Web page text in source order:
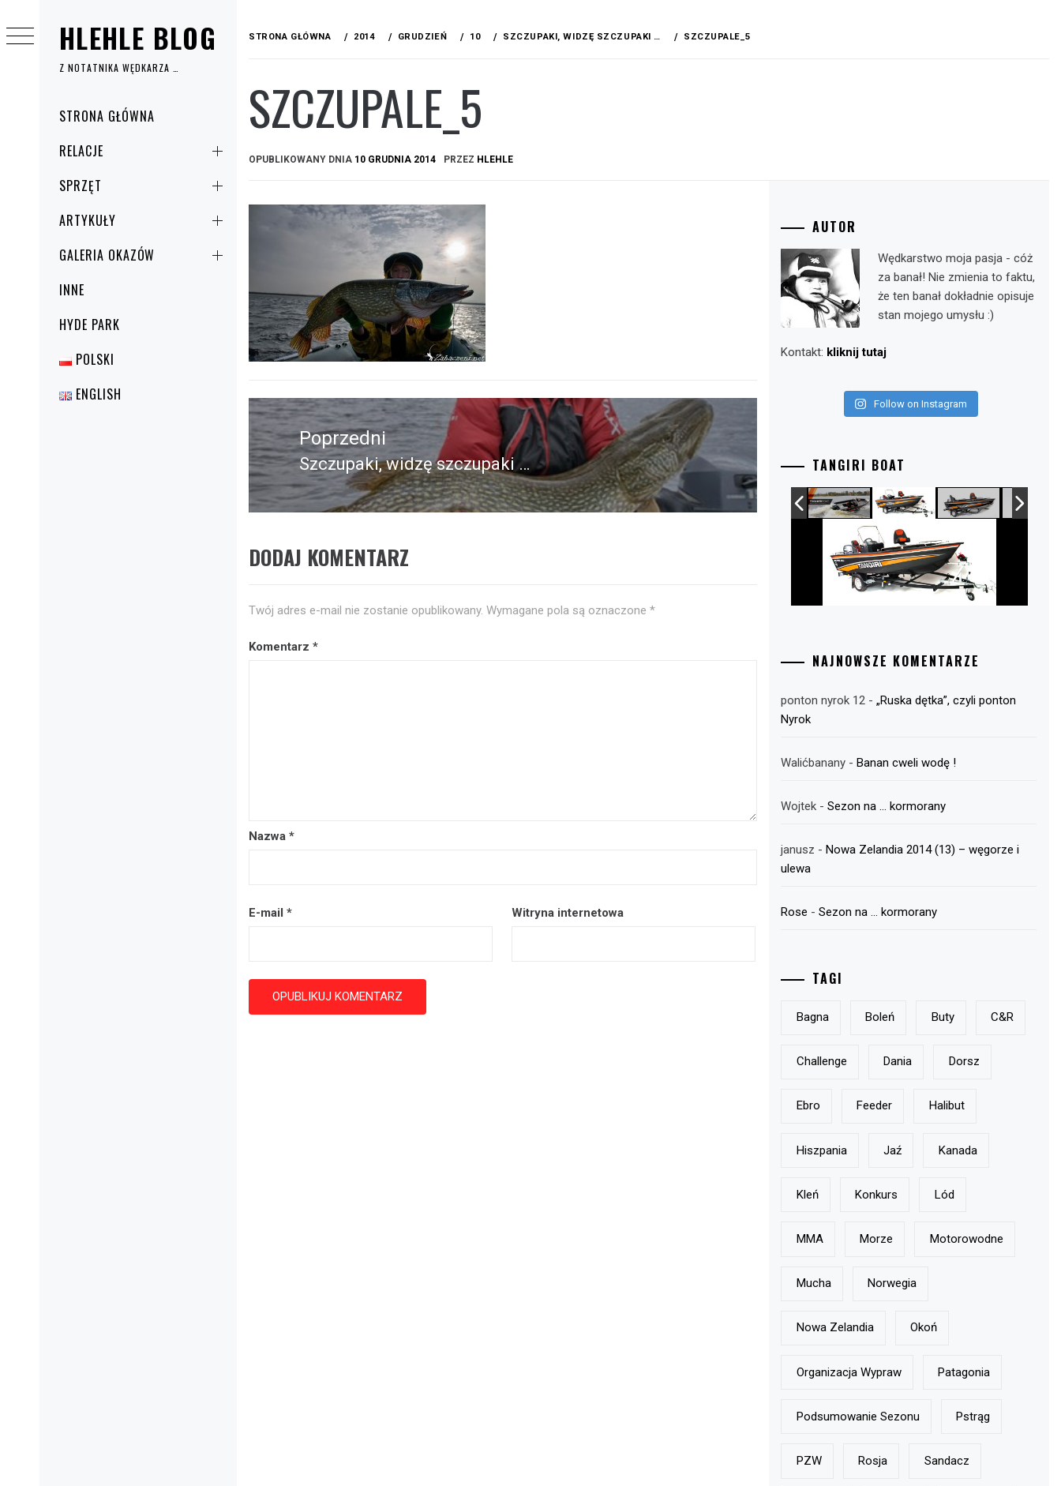
HLEHLE BLOG
Z NOTATNIKA WĘDKARZA …
główneSTRONA GŁÓWNA
RELACJE
SPRZĘT
ARTYKUŁY
GALERIA OKAZÓW
INNE
HYDE PARK
POLSKI
ENGLISH
do
treści
STRONA GŁÓWNA 2014 GRUDZIEŃ 10 SZCZUPAKI, WIDZĘ SZCZUPAKI … SZCZUPALE_5
SZCZUPALE_5
OPUBLIKOWANY DNIA 10 GRUDNIA 2014 PRZEZ HLEHLE
Nawigacja
wpisuPoprzedni
Poprzedni
wpis:
Szczupaki, widzę szczupaki …
DODAJ KOMENTARZ
Twój adres e-mail nie zostanie opublikowany. Wymagane pola są oznaczone *
Komentarz *
Nazwa *
E-mail * Witryna internetowa
AUTOR
Wędkarstwo moja pasja - cóż
za banał! Nie zmienia to faktu,
że ten banał dokładnie opisuje
stan mojego umysłu :)
Kontakt: kliknij tutaj
Follow on Instagram
TANGIRI BOAT
NAJNOWSZE KOMENTARZE
ponton nyrok 12 -„Ruska dętka”, czyli ponton
Nyrok
Walićbanany -Banan cweli wodę !
Wojtek -Sezon na … kormorany
janusz -Nowa Zelandia 2014 (13) – węgorze i
ulewa
Rose -Sezon na … kormorany
TAGI
Bagna Boleń Buty C&r
Challenge Dania Dorsz
Ebro Feeder Halibut
Hiszpania Jaź Kanada
Kleń Konkurs Lód
MMA Morze Motorowodne
Mucha Norwegia
Nowa Zelandia Okoń
Organizacja Wypraw Patagonia
Podsumowanie Sezonu Pstrąg
PZW Rosja Sandacz